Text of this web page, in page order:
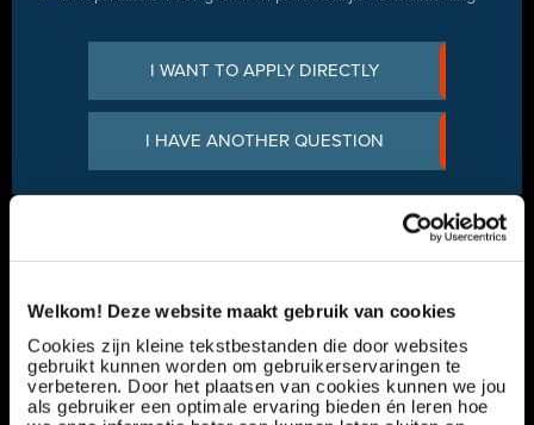
Welkom! Deze website maakt gebruik van cookies
Cookies zijn kleine tekstbestanden die door websites
gebruikt kunnen worden om gebruikerservaringen te
verbeteren. Door het plaatsen van cookies kunnen we jou
als gebruiker een optimale ervaring bieden én leren hoe
I WANT TO APPLY DIRECTLY
I HAVE ANOTHER QUESTION
Lars Blommers
+31 165 799 510